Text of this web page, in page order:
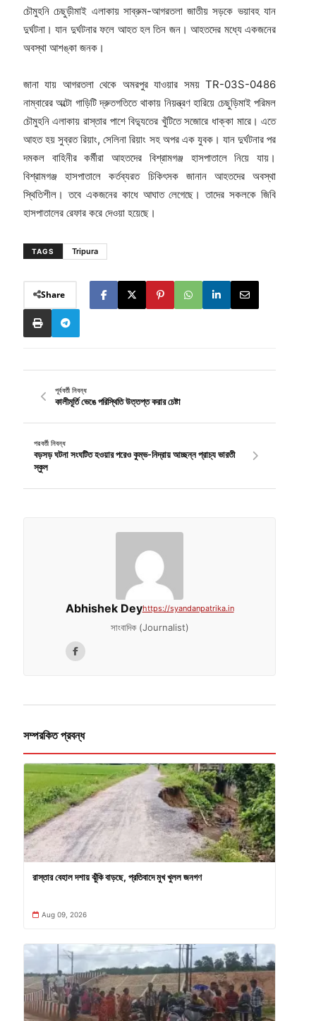
চৌমুহনি চেছুড়ীমাই এলাকায় সাব্রুম-আগরতলা জাতীয় সড়কে ভয়াবহ যান
দুর্ঘটনা। যান দুর্ঘটনার ফলে আহত হল তিন জন। আহতদের মধ্যে একজনের
অবস্থা আশঙ্কা জনক।
জানা যায় আগরতলা থেকে অমরপুর যাওয়ার সময় TR-03S-0486
নাম্বারের অল্টো গাড়িটি দ্রুতগতিতে থাকায় নিয়ন্ত্রণ হারিয়ে চেছুড়িমাই পরিমল
চৌমুহনি এলাকায় রাস্তার পাশে বিদ্যুতের খুঁটিতে সজোরে ধাক্কা মারে। এতে
আহত হয় সুব্রত রিয়াং, সেলিনা রিয়াং সহ অপর এক যুবক। যান দুর্ঘটনার পর
দমকল বাহিনীর কর্মীরা আহতদের বিশ্রামগঞ্জ হাসপাতালে নিয়ে যায়।
বিশ্রামগঞ্জ হাসপাতালে কর্তব্যরত চিকিৎসক জানান আহতদের অবস্থা
স্থিতিশীল। তবে একজনের কাধে আঘাত লেগেছে। তাদের সকলকে জিবি
হাসপাতালের রেফার করে দেওয়া হয়েছে।
TAGS Tripura
Share
পূর্ববর্তী নিবন্ধ
কালীমূর্তি ভেঙে পরিস্থিতি উত্তপ্ত করার চেষ্টা
পরবর্তী নিবন্ধ
বড়সড় ঘটনা সংঘটিত হওয়ার পরেও কুম্ভ-নিদ্রায় আচ্ছন্ন প্রাচ্য ভারতী
স্কুল
Abhishek Deyhttps://syandanpatrika.in
সাংবাদিক (Journalist)
সম্পরকিত প্রবন্ধ
রাস্তার বেহাল দশায় ঝুঁকি বাড়ছে, প্রতিবাদে মুখ খুলল জনগণ
Aug 09, 2026